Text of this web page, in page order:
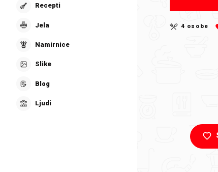
Recepti
Jela
Namirnice
Slike
Blog
Ljudi
4 osobe